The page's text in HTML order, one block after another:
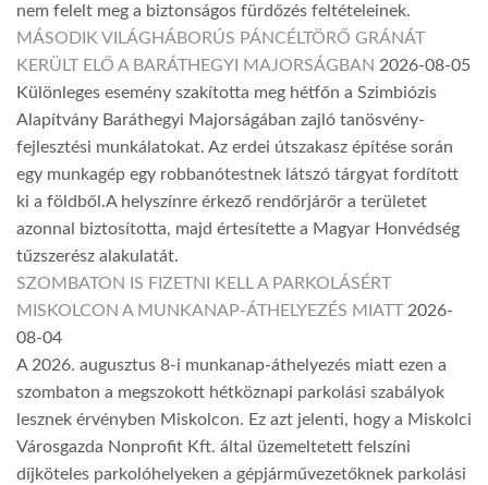
nem felelt meg a biztonságos fürdőzés feltételeinek.
MÁSODIK VILÁGHÁBORÚS PÁNCÉLTÖRŐ GRÁNÁT
KERÜLT ELŐ A BARÁTHEGYI MAJORSÁGBAN 2026-08-05
Különleges esemény szakította meg hétfőn a Szimbiózis
Alapítvány Baráthegyi Majorságában zajló tanösvény-
fejlesztési munkálatokat. Az erdei útszakasz építése során
egy munkagép egy robbanótestnek látszó tárgyat fordított
ki a földből.A helyszínre érkező rendőrjárőr a területet
azonnal biztosította, majd értesítette a Magyar Honvédség
tűzszerész alakulatát.
SZOMBATON IS FIZETNI KELL A PARKOLÁSÉRT
MISKOLCON A MUNKANAP-ÁTHELYEZÉS MIATT 2026-
08-04
A 2026. augusztus 8-i munkanap-áthelyezés miatt ezen a
szombaton a megszokott hétköznapi parkolási szabályok
lesznek érvényben Miskolcon. Ez azt jelenti, hogy a Miskolci
Városgazda Nonprofit Kft. által üzemeltetett felszíni
díjköteles parkolóhelyeken a gépjárművezetőknek parkolási